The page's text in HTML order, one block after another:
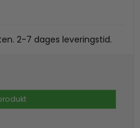
2-7 dages leveringstid.